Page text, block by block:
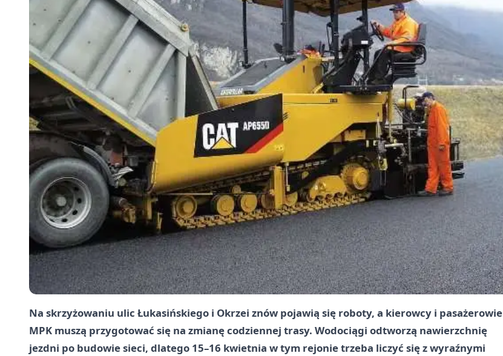
Na skrzyżowaniu ulic Łukasińskiego i Okrzei znów pojawią się roboty, a kierowcy i pasażerowie
MPK muszą przygotować się na zmianę codziennej trasy. Wodociągi odtworzą nawierzchnię
jezdni po budowie sieci, dlatego 15–16 kwietnia w tym rejonie trzeba liczyć się z wyraźnymi